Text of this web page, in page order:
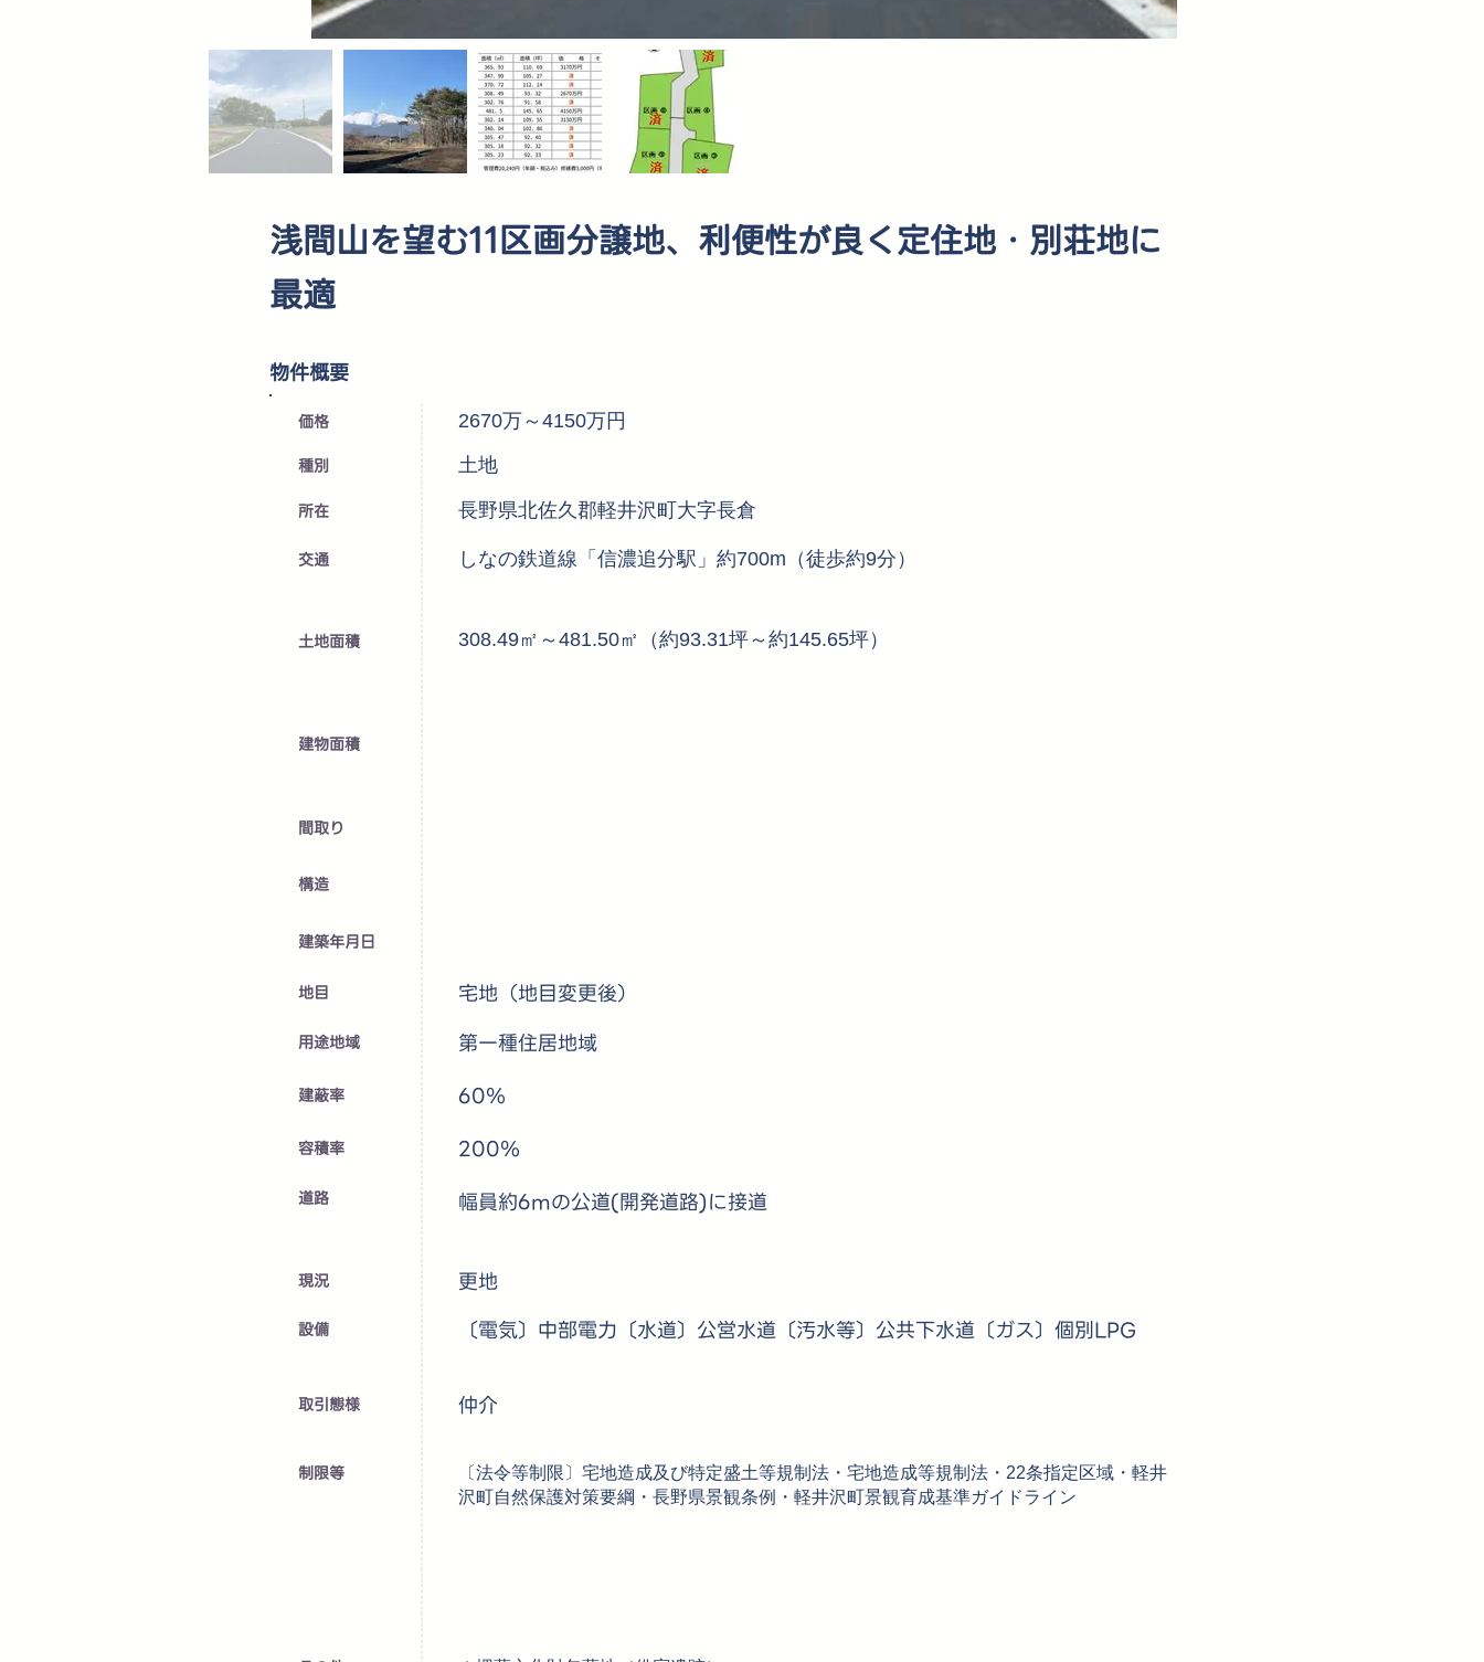
浅間山を望む11区画分譲地、利便性が良く定住地・別荘地に
最適
​物件概要
価格
種別
所在
交通
土地面積
2670万～4150万円
土地
長野県北佐久郡軽井沢町大字長倉
しなの鉄道線「信濃追分駅」約700m（徒歩約9分）
308.49㎡～481.50㎡（約93.31坪～約145.65坪）
建物面積
​間取り
​構造
建築年月日
地目
用途地域
宅地（地目変更後）
第一種住居地域
建蔽率
容積率
道路
​現況
設備
取引態様
60％
200％
幅員約6mの公道(開発道路)に接道
更地
〔電気〕中部電力〔水道〕公営水道〔汚水等〕公共下水道〔ガス〕個別LPG
仲介
制限等
〔法令等制限〕宅地造成及び特定盛土等規制法・宅地造成等規制法・22条指定区域・軽井
沢町自然保護対策要綱・長野県景観条例・軽井沢町景観育成基準ガイドライン